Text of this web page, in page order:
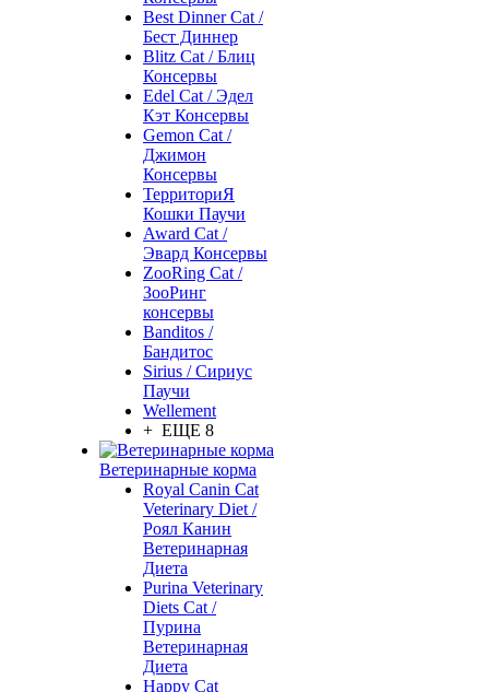
Best Dinner Cat /
Бест Диннер
Blitz Cat / Блиц
Консервы
Edel Cat / Эдел
Кэт Консервы
Gemon Cat /
Джимон
Консервы
ТерриториЯ
Кошки Паучи
Award Cat /
Эвард Консервы
ZooRing Cat /
ЗооРинг
консервы
Banditos /
Бандитос
Sirius / Сириус
Паучи
Wellement
+ ЕЩЕ 8
Ветеринарные корма
Royal Canin Cat
Veterinary Diet /
Роял Канин
Ветеринарная
Диета
Purina Veterinary
Diets Cat /
Пурина
Ветеринарная
Диета
Happy Cat